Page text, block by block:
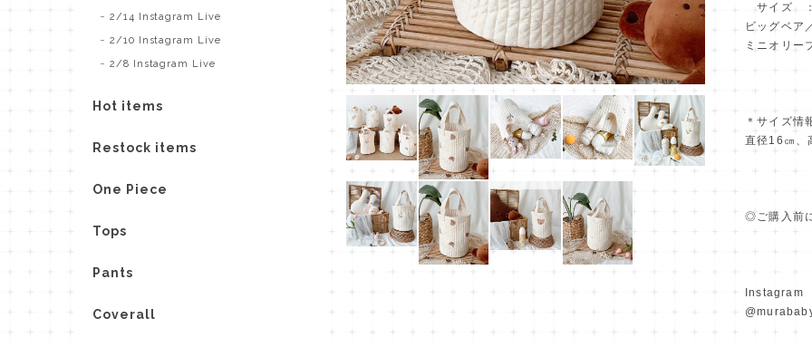
サイズ
ビッグベア
ミニオリー
＊サイズ情
直径16㎝、
◎ご購入前
Instagram
2/14 Instagram Live
2/10 Instagram Live
2/8 Instagram Live
Hot items
Restock items
One Piece
Tops
Pants
Coverall